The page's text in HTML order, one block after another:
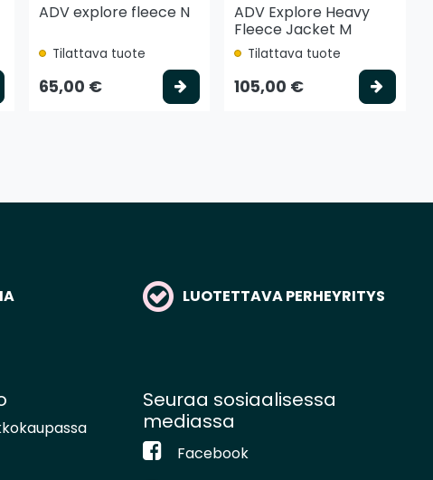
Valitse vaihtoehto
ADV explore fleece N
Tilattava tuote
65,00 € Valitse vaihtoehto
ADV Explore Heavy
Fleece Jacket M
Tilattava tuote
105,00 €
LUOTETTAVA PERHEYRITYS
Seuraa sosiaalisessa
mediassa
Facebook